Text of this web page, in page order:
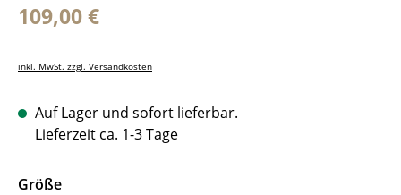
Regulärer Preis:
109,00 €
inkl. MwSt. zzgl. Versandkosten
Auf Lager und sofort lieferbar.
Lieferzeit ca. 1-3 Tage
Größeauswählen